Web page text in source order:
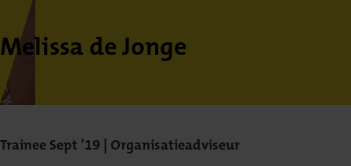
Melissa de Jonge
Trainee Sept ’19 | Organisatieadviseur